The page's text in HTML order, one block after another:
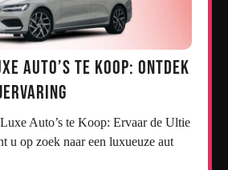
Auto’s te Koop: Ontdek
u op zoek naar een luxueuze aut